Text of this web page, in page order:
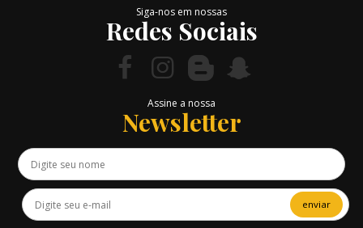
Siga-nos em nossas
Redes Sociais
Assine a nossa
Newsletter
enviar